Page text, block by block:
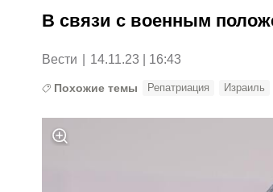
В связи с военным
Вести 14.11.23 | 16:43
Похожие темы Репатриация Израиль